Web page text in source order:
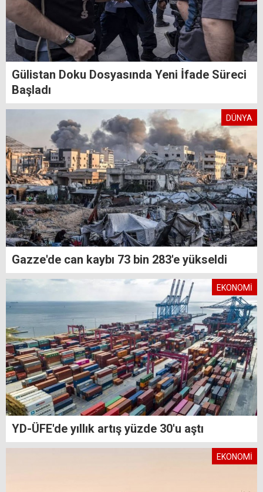
Gülistan Doku Dosyasında Yeni İfade Süreci
Başladı
DÜNYA
Gazze'de can kaybı 73 bin 283'e yükseldi
EKONOMİ
YD-ÜFE'de yıllık artış yüzde 30'u aştı
EKONOMİ